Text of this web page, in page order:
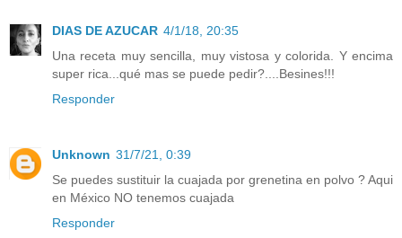
DIAS DE AZUCAR 4/1/18, 20:35
Una receta muy sencilla, muy vistosa y colorida. Y encima
super rica...qué mas se puede pedir?....Besines!!!
Responder
Unknown 31/7/21, 0:39
Se puedes sustituir la cuajada por grenetina en polvo ? Aqui
en México NO tenemos cuajada
Responder